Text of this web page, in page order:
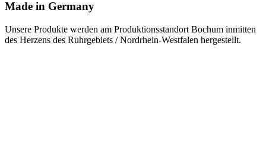
Made in Germany
Unsere Produkte werden am Produktionsstandort Bochum inmitten
des Herzens des Ruhrgebiets / Nordrhein-Westfalen hergestellt.